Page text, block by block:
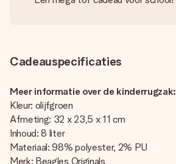
Cadeauspecificaties
Meer informatie over de kinderrugzak:
Kleur: olijfgroen
Afmeting: 32 x 23,5 x 11 cm
Inhoud: 8 liter
Materiaal: 98% polyester, 2% PU
Merk: Beagles Originals